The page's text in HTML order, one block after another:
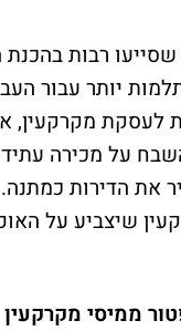
שסייעו רבות
יותר עבור
לעסקת מקרקעין,
על מכירה
את הדירות
שיצביע על
ממיסי מקרקעין